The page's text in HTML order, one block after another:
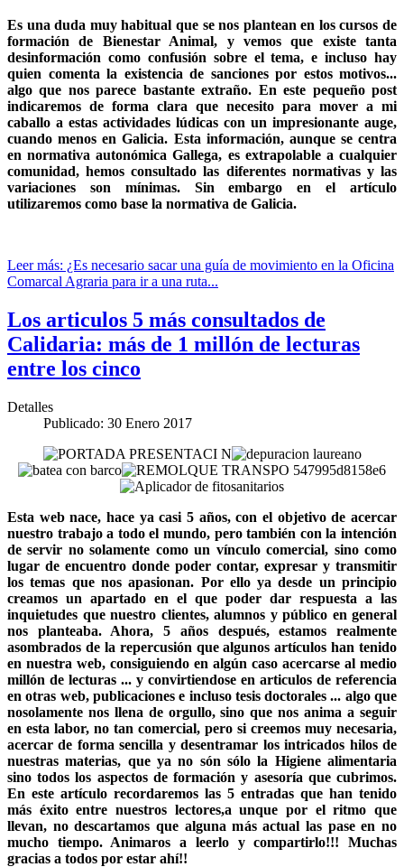
Es una duda muy habitual que se nos plantean en los cursos de
formación de Bienestar Animal, y vemos que existe tanta
desinformación como confusión sobre el tema, e incluso hay
quien comenta la existencia de sanciones por estos motivos...
algo que nos parece bastante extraño. En este pequeño post
indicaremos de forma clara que necesito para mover a mi
caballo a estas actividades lúdicas con un impresionante auge,
cuando menos en Galicia. Esta información, aunque se centra
en normativa autonómica Gallega, es extrapolable a cualquier
comunidad, hemos consultado las diferentes normativas y las
variaciones son mínimas. Sin embargo en el artículo
utilizaremos como base la normativa de Galicia.
Leer más: ¿Es necesario sacar una guía de movimiento en la Oficina
Comarcal Agraria para ir a una ruta...
Los articulos 5 más consultados de
Calidaria: más de 1 millón de lecturas
entre los cinco
Detalles
Publicado: 30 Enero 2017
Esta web nace, hace ya casi 5 años, con el objetivo de acercar
nuestro trabajo a todo el mundo, pero también con la intención
de servir no solamente como un vínculo comercial, sino como
lugar de encuentro donde poder contar, expresar y transmitir
los temas que nos apasionan. Por ello ya desde un principio
creamos un apartado en el que poder dar respuesta a las
inquietudes que nuestro clientes, alumnos y público en general
nos planteaba. Ahora, 5 años después, estamos realmente
asombrados de la repercusión que algunos artículos han tenido
en nuestra web, consiguiendo en algún caso acercarse al medio
millón de lecturas ... y convirtiendose en articulos de referencia
en otras web, publicaciones e incluso tesis doctorales ... algo que
nosolamente nos llena de orgullo, sino que nos anima a seguir
en esta labor, no tan comercial, pero si creemos muy necesaria,
acercar de forma sencilla y desentramar los intricados hilos de
nuestras materias, que ya no són sólo la Higiene alimentaria
sino todos los aspectos de formación y asesoría que cubrimos.
En este artículo recordaremos las 5 entradas que han tenido
más éxito entre nuestros lectores,a unque por el ritmo que
llevan, no descartamos que alguna más actual las pase en no
mucho tiempo. Animaros a leerlo y compartirlo!!! Muchas
gracias a todos por estar ahí!!